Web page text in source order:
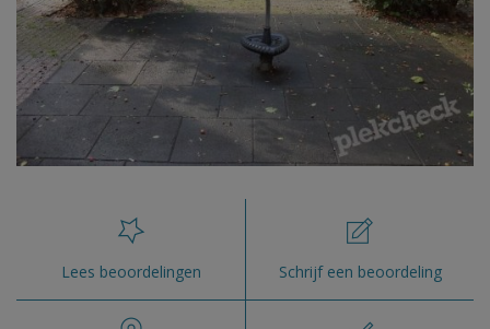
Lees beoordelingen Schrijf een beoordeling